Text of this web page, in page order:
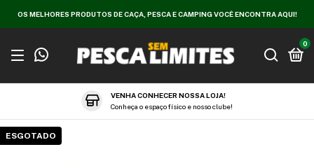
OS MELHORES PRODUTOS DE CAÇA, PESCA E CAMPING VOCÊ ENCONTRA AQUI!
0
VENHA CONHECER NOSSA LOJA!
Conheça o espaço físico e nosso clube!
ESGOTADO